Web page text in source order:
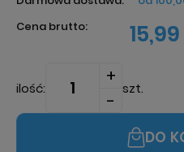
Cena brutto:
15,99
ilość: szt.
DO